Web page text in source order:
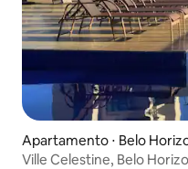
Apartamento ⋅ Belo
Ville Celestine, Belo